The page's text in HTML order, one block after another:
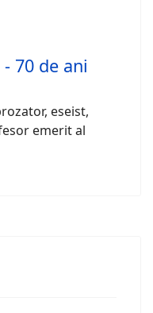
- 70 de ani
eseist,
emerit al